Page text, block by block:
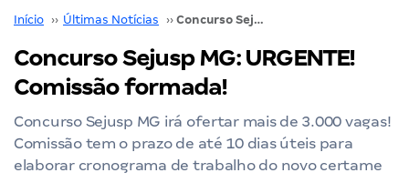
Início ›› Últimas Notícias ›› Concurso Sejusp MG: URGENTE! Comissão formada!
Concurso Sejusp MG: URGENTE!
Comissão formada!
Concurso Sejusp MG irá ofertar mais de 3.000 vagas!
Comissão tem o prazo de até 10 dias úteis para
elaborar cronograma de trabalho do novo certame